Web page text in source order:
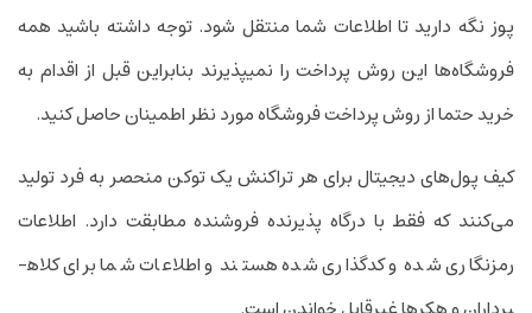
پوز نگه دارید تا اطلاعات شما منتقل شود. توجه داشته باشید همه
فروشگاه‌ها این روش پرداخت را نمی­پذیرند بنابراین قبل از اقدام به
خرید حتما از روش پرداخت فروشگاه مورد نظر اطمینان حاصل کنید.
کیف پول‌های دیجیتال برای هر تراکنش یک توکن منحصر به فرد تولید
می­‌کنند که فقط با درگاه پذیرنده فروشنده مطابقت دارد. اطلاعات
رمزنگاری شده و کدگذاری شده هستند و اطلاعات شما برای کلاه­